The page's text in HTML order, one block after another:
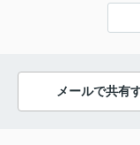
メールで共有